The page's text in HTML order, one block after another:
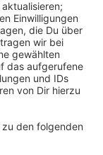
bekommen
Unter
Maßnahmen